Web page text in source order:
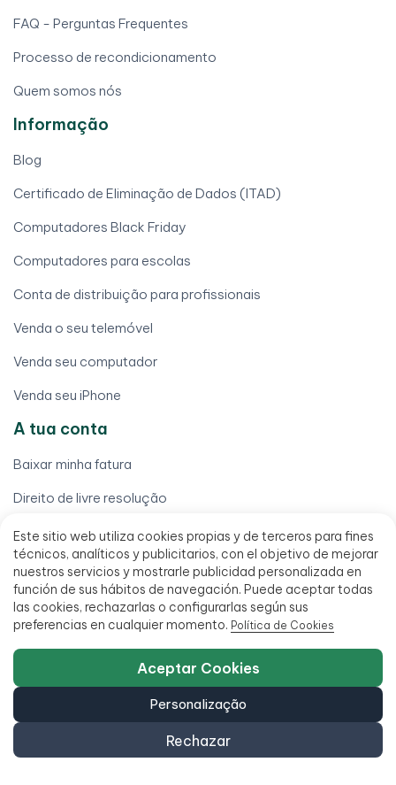
Este sitio web utiliza cookies propias y de terceros para fines
técnicos, analíticos y publicitarios, con el objetivo de mejorar
nuestros servicios y mostrarle publicidad personalizada en
función de sus hábitos de navegación. Puede aceptar todas
las cookies, rechazarlas o configurarlas según sus
preferencias en cualquier momento. Política de Cookies
Rechazar
Personalização
Aceptar Cookies
FAQ - Perguntas Frequentes
Processo de recondicionamento
Quem somos nós
Informação
Blog
Certificado de Eliminação de Dados (ITAD)
Computadores Black Friday
Computadores para escolas
Conta de distribuição para profissionais
Venda o seu telemóvel
Venda seu computador
Venda seu iPhone
A tua conta
Baixar minha fatura
Direito de livre resolução
Localizar meu pedido
Meus pedidos
Minha conta
Processar uma garantia